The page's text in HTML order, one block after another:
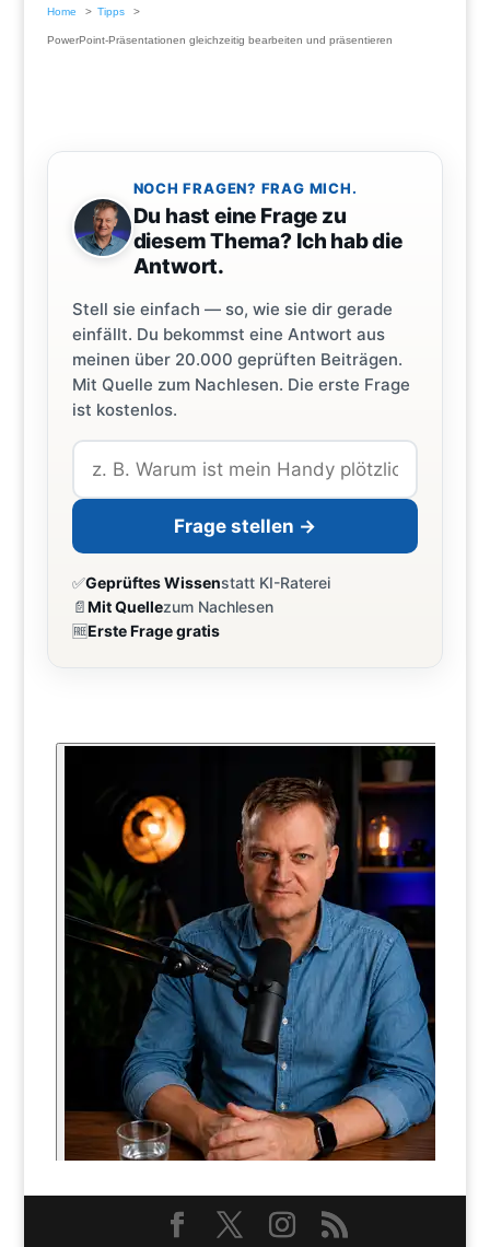
Home Tipps
PowerPoint-Präsentationen gleichzeitig bearbeiten und präsentieren
NOCH FRAGEN? FRAG MICH.
Du hast eine Frage zu
diesem Thema? Ich hab die
Antwort.
Stell sie einfach — so, wie sie dir gerade
einfällt. Du bekommst eine Antwort aus
meinen über 20.000 geprüften Beiträgen.
Mit Quelle zum Nachlesen. Die erste Frage
ist kostenlos.
Frage stellen →
✅Geprüftes Wissenstatt KI-Raterei
📄Mit Quellezum Nachlesen
🆓Erste Frage gratis